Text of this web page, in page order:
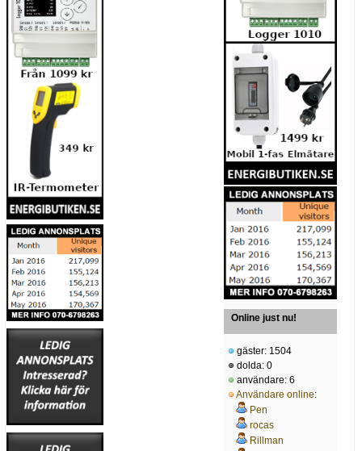
Online just nu!
gäster: 1504
dolda: 0
användare: 6
Användare online:
Pen
rocas
Rillman